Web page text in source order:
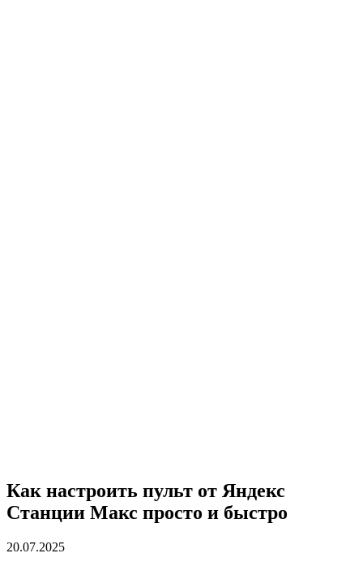
Как настроить пульт от Яндекс
Станции Макс просто и быстро
20.07.2025